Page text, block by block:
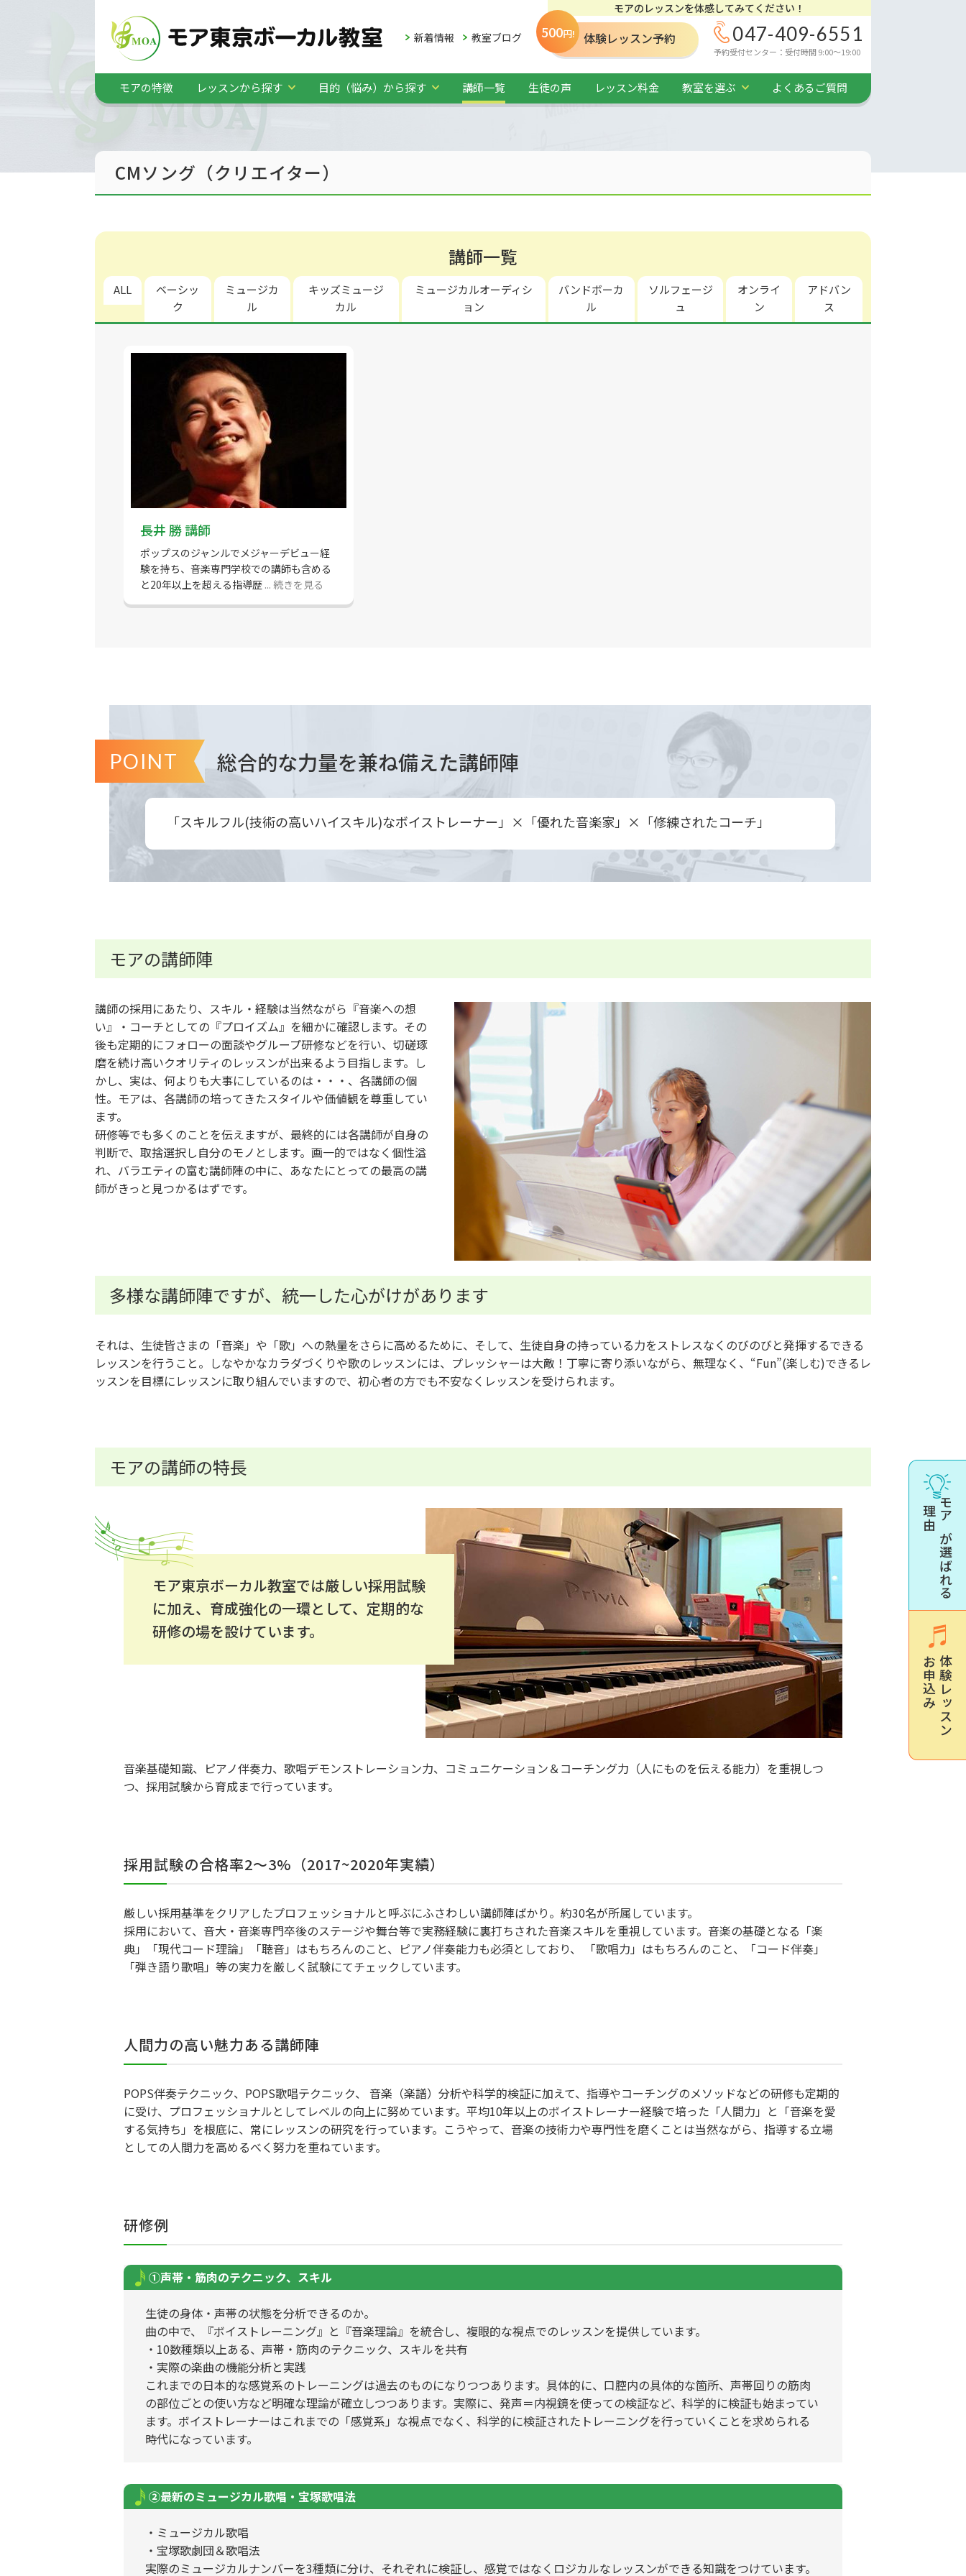
新着情報 教室ブログ
モアのレッスンを体感してみてください！
500円! 体験レッスン予約 047-409-6551
予約受付センター：受付時間 9:00～19:00
モアの特徴 レッスンから探す 目的（悩み）から探す 講師一覧 生徒の声 レッスン料金 教室を選ぶ よくあるご質問
CMソング（クリエイター）
講師一覧
ALL
ベーシッ
ク
ミュージカ
ル
キッズミュージ
カル
ミュージカルオーディシ
ョン
バンドボーカ
ル
ソルフェージ
ュ
オンライ
ン
アドバン
ス
長井 勝 講師
ポップスのジャンルでメジャーデビュー経
験を持ち、音楽専門学校での講師も含める
と20年以上を超える指導歴 ... 続きを見る
POINT 総合的な力量を兼ね備えた講師陣
「スキルフル(技術の高いハイスキル)なボイストレーナー」×「優れた音楽家」×「修練されたコーチ」
モアの講師陣
講師の採用にあたり、スキル・経験は当然ながら『音楽への想
い』・コーチとしての『プロイズム』を細かに確認します。その
後も定期的にフォローの面談やグループ研修などを行い、切磋琢
磨を続け高いクオリティのレッスンが出来るよう目指します。し
かし、実は、何よりも大事にしているのは・・・、各講師の個
性。モアは、各講師の培ってきたスタイルや価値観を尊重してい
ます。
研修等でも多くのことを伝えますが、最終的には各講師が自身の
判断で、取捨選択し自分のモノとします。画一的ではなく個性溢
れ、バラエティの富む講師陣の中に、あなたにとっての最高の講
師がきっと見つかるはずです。
多様な講師陣ですが、統一した心がけがあります
それは、生徒皆さまの「音楽」や「歌」への熱量をさらに高めるために、そして、生徒自身の持っている力をストレスなくのびのびと発揮するできる
レッスンを行うこと。しなやかなカラダづくりや歌のレッスンには、プレッシャーは大敵！丁寧に寄り添いながら、無理なく、“Fun”(楽しむ)できるレ
ッスンを目標にレッスンに取り組んでいますので、初心者の方でも不安なくレッスンを受けられます。
モアの講師の特長
モア東京ボーカル教室では厳しい採用試験
に加え、育成強化の一環として、定期的な
研修の場を設けています。
音楽基礎知識、ピアノ伴奏力、歌唱デモンストレーション力、コミュニケーション＆コーチング力（人にものを伝える能力）を重視しつ
つ、採用試験から育成まで行っています。
採用試験の合格率2～3%（2017~2020年実績）
厳しい採用基準をクリアしたプロフェッショナルと呼ぶにふさわしい講師陣ばかり。約30名が所属しています。
採用において、音大・音楽専門卒後のステージや舞台等で実務経験に裏打ちされた音楽スキルを重視しています。音楽の基礎となる「楽
典」「現代コード理論」「聴音」はもちろんのこと、ピアノ伴奏能力も必須としており、 「歌唱力」はもちろんのこと、「コード伴奏」
「弾き語り歌唱」等の実力を厳しく試験にてチェックしています。
人間力の高い魅力ある講師陣
POPS伴奏テクニック、POPS歌唱テクニック、 音楽（楽譜）分析や科学的検証に加えて、指導やコーチングのメソッドなどの研修も定期的
に受け、プロフェッショナルとしてレベルの向上に努めています。平均10年以上のボイストレーナー経験で培った「人間力」と「音楽を愛
する気持ち」を根底に、常にレッスンの研究を行っています。こうやって、音楽の技術力や専門性を磨くことは当然ながら、指導する立場
としての人間力を高めるべく努力を重ねています。
研修例
①声帯・筋肉のテクニック、スキル
生徒の身体・声帯の状態を分析できるのか。
曲の中で、『ボイストレーニング』と『音楽理論』を統合し、複眼的な視点でのレッスンを提供しています。
・10数種類以上ある、声帯・筋肉のテクニック、スキルを共有
・実際の楽曲の機能分析と実践
これまでの日本的な感覚系のトレーニングは過去のものになりつつあります。具体的に、口腔内の具体的な箇所、声帯回りの筋肉
の部位ごとの使い方など明確な理論が確立しつつあります。実際に、発声＝内視鏡を使っての検証など、科学的に検証も始まってい
ます。ボイストレーナーはこれまでの「感覚系」な視点でなく、科学的に検証されたトレーニングを行っていくことを求められる
時代になっています。
②最新のミュージカル歌唱・宝塚歌唱法
・ミュージカル歌唱
・宝塚歌劇団＆歌唱法
実際のミュージカルナンバーを3種類に分け、それぞれに検証し、感覚ではなくロジカルなレッスンができる知識をつけています。
モアが選ばれる
理由
体験レッスン
お申込み